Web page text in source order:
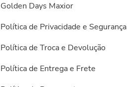
Golden Days Maxior
Política de Privacidade e Segurança
Política de Troca e Devolução
Política de Entrega e Frete